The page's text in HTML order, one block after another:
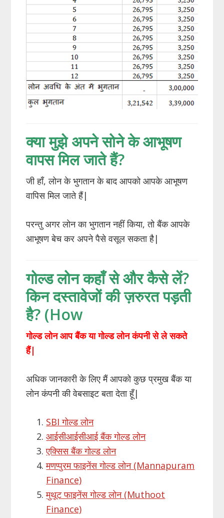
क्या मुझे अपने सोने के आभूषण
वापस मिल जाते हैं?
जी हाँ, लोन के भुगतान के बाद आपको आपके आभूषण
वापिस मिल जाते हैं|
परन्तु अगर लोन का भुगतान नहीं किया, तो बैंक आपके
आभूषण बेच कर अपने पैसे वसूल सकता है|
गोल्ड लोन कहाँ से और कैसे लें?
किन दस्तावेजों की ज़रुरत पड़ती
है? (How
गोल्ड लोन आप बैंक या गोल्ड लोन कंपनी से ले सकते
हैं|
अधिक जानकारी के लिए मैं आपको कुछ प्रमुख बैंक या
लोन कंपनी की वेबसाइट बता देता हूँ|
SBI गोल्ड लोन
आईसीआईसीआई बैंक गोल्ड लोन
एक्सिस बैंक गोल्ड लोन
मणप्पुरम फाइनेंस गोल्ड लोन (Mannapuram
Finance)
मुथूट फाइनेंस गोल्ड लोन (Muthoot
Finance)